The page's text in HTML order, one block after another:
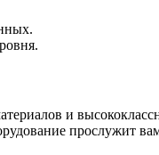
и
прослужит